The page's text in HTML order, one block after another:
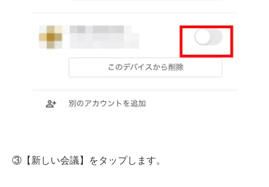
③【新しい会議】をタップします。